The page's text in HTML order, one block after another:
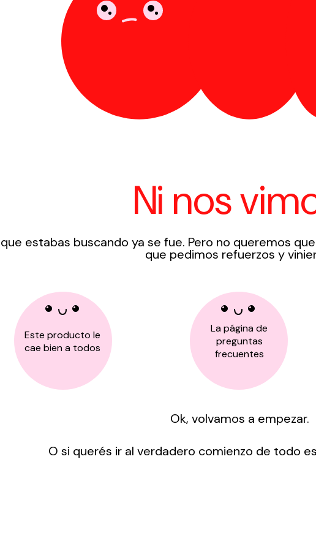
Ni nos
estabas buscando ya se fue. Pero no queremos
que pedimos refuerzos y
Este producto le
cae bien a todos
La página de
preguntas
frecuentes
Ok, volvamos a empezar.
O si querés ir al verdadero comienzo de todo